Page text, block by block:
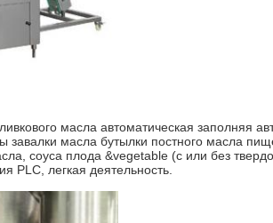
масла автоматическая заполняя
масла бутылки постного масла
соуса плода &vegetable (с или без
PLC, легкая деятельность.